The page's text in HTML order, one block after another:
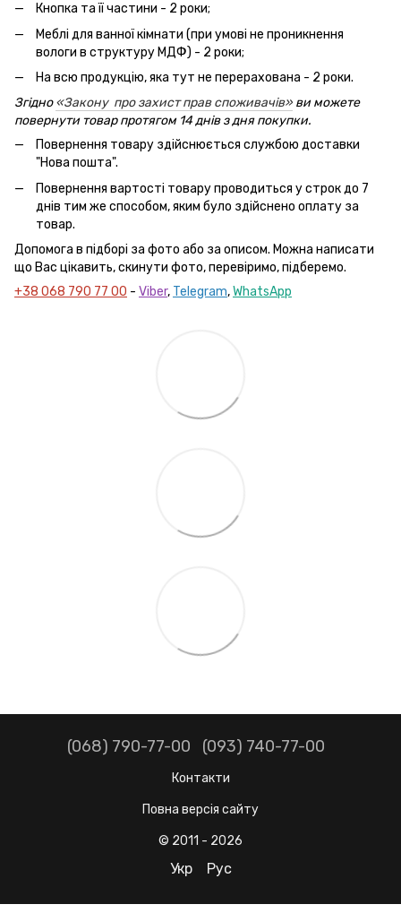
Кнопка та її частини - 2 роки;
Меблі для ванної кімнати (при умові не проникнення
вологи в структуру МДФ) - 2 роки;
На всю продукцію, яка тут не перерахована - 2 роки.
Згідно«Закону про захист прав споживачів» ви можете
повернути товар протягом 14 днів з дня покупки.
Повернення товару здійснюється службою доставки
"Нова пошта".
Повернення вартості товару проводиться у строк до 7
днів тим же способом, яким було здійснено оплату за
товар.
Допомога в підборі за фото або за описом. Можна написати
що Вас цікавить, скинути фото, перевіримо, підберемо.
+38 068 790 77 00 - Viber, Telegram,WhatsApp
(068) 790-77-00 (093) 740-77-00
Контакти
Повна версія сайту
© 2011 - 2026
Укр Рус